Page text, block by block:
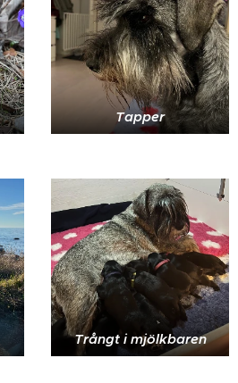
Tapper
Trångt i mjölkbaren